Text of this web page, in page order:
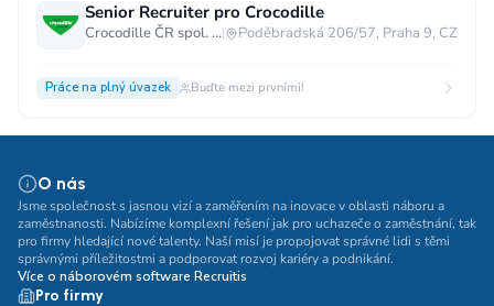
Senior Recruiter pro Crocodille
Crocodille ČR spol. s.r.o.| Poděbradská 206/57, Praha 9, CZ
Práce na plný úvazek Buďte mezi prvními!
O nás
Jsme společnost s jasnou vizí a zaměřením na inovace v oblasti náboru a
zaměstnanosti. Nabízíme komplexní řešení jak pro uchazeče o zaměstnání, tak
pro firmy hledající nové talenty. Naší misí je propojovat správné lidi s těmi
správnými příležitostmi a podporovat rozvoj kariéry a podnikání.
Více o náborovém software Recruitis
Pro firmy